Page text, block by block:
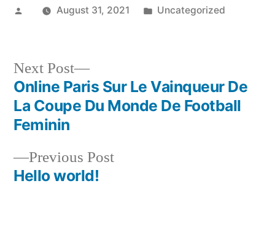
PostedAugust 31, 2021
Posted
Uncategorized
Post
navigation
Previous PostPrevious
Hello world!
Next Post
Next
post:
Online Paris Sur Le Vainqueur De
La Coupe Du Monde De Football
Feminin